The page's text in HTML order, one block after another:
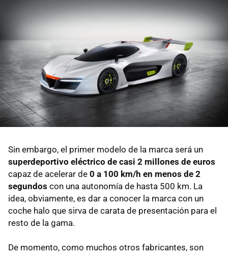
Sin embargo, el primer modelo de la marca será un
superdeportivo eléctrico de casi 2 millones de euros
capaz de acelerar de 0 a 100 km/h en menos de 2
segundos con una autonomía de hasta 500 km. La
idea, obviamente, es dar a conocer la marca con un
coche halo que sirva de carata de presentación para el
resto de la gama.
De momento, como muchos otros fabricantes, son